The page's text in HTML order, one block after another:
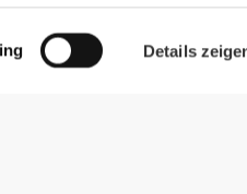
Details